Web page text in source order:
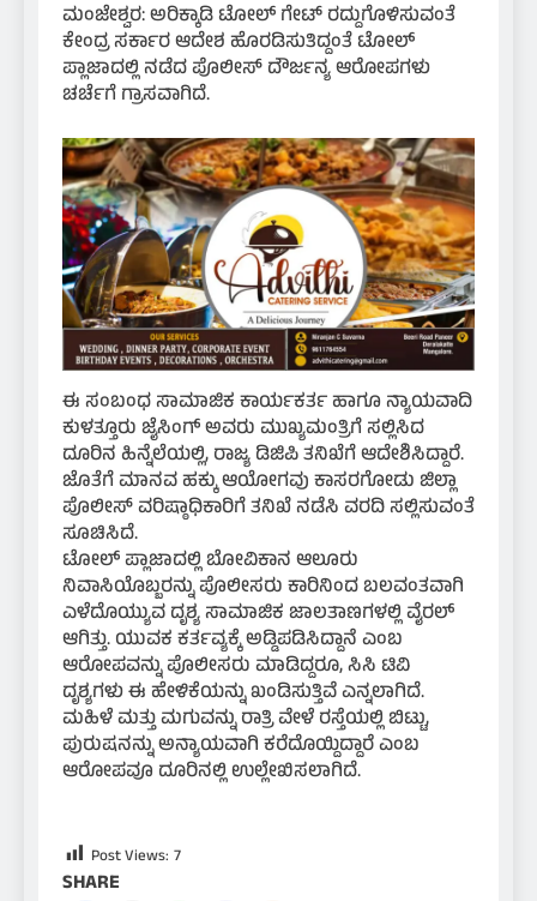
ಮಂಜೇಶ್ವರ: ಅರಿಕ್ಕಾಡಿ ಟೋಲ್ ಗೇಟ್ ರದ್ದುಗೊಳಿಸುವಂತೆ
ಕೇಂದ್ರ ಸರ್ಕಾರ ಆದೇಶ ಹೊರಡಿಸುತಿದ್ದಂತೆ ಟೋಲ್
ಪ್ಲಾಜಾದಲ್ಲಿ ನಡೆದ ಪೊಲೀಸ್ ದೌರ್ಜನ್ಯ ಆರೋಪಗಳು
ಚರ್ಚೆಗೆ ಗ್ರಾಸವಾಗಿದೆ.
ಈ ಸಂಬಂಧ ಸಾಮಾಜಿಕ ಕಾರ್ಯಕರ್ತ ಹಾಗೂ ನ್ಯಾಯವಾದಿ
ಕುಳತ್ತೂರು ಜೈಸಿಂಗ್ ಅವರು ಮುಖ್ಯಮಂತ್ರಿಗೆ ಸಲ್ಲಿಸಿದ
ದೂರಿನ ಹಿನ್ನೆಲೆಯಲ್ಲಿ, ರಾಜ್ಯ ಡಿಜಿಪಿ ತನಿಖೆಗೆ ಆದೇಶಿಸಿದ್ದಾರೆ.
ಜೊತೆಗೆ ಮಾನವ ಹಕ್ಕು ಆಯೋಗವು ಕಾಸರಗೋಡು ಜಿಲ್ಲಾ
ಪೊಲೀಸ್ ವರಿಷ್ಠಾಧಿಕಾರಿಗೆ ತನಿಖೆ ನಡೆಸಿ ವರದಿ ಸಲ್ಲಿಸುವಂತೆ
ಸೂಚಿಸಿದೆ.
ಟೋಲ್ ಪ್ಲಾಜಾದಲ್ಲಿ ಬೋವಿಕಾನ ಆಲೂರು
ನಿವಾಸಿಯೊಬ್ಬರನ್ನು ಪೊಲೀಸರು ಕಾರಿನಿಂದ ಬಲವಂತವಾಗಿ
ಎಳೆದೊಯ್ಯುವ ದೃಶ್ಯ ಸಾಮಾಜಿಕ ಜಾಲತಾಣಗಳಲ್ಲಿ ವೈರಲ್
ಆಗಿತ್ತು. ಯುವಕ ಕರ್ತವ್ಯಕ್ಕೆ ಅಡ್ಡಿಪಡಿಸಿದ್ದಾನೆ ಎಂಬ
ಆರೋಪವನ್ನು ಪೊಲೀಸರು ಮಾಡಿದ್ದರೂ, ಸಿಸಿ ಟಿವಿ
ದೃಶ್ಯಗಳು ಈ ಹೇಳಿಕೆಯನ್ನು ಖಂಡಿಸುತ್ತಿವೆ ಎನ್ನಲಾಗಿದೆ.
ಮಹಿಳೆ ಮತ್ತು ಮಗುವನ್ನು ರಾತ್ರಿ ವೇಳೆ ರಸ್ತೆಯಲ್ಲಿ ಬಿಟ್ಟು,
ಪುರುಷನನ್ನು ಅನ್ಯಾಯವಾಗಿ ಕರೆದೊಯ್ದಿದ್ದಾರೆ ಎಂಬ
ಆರೋಪವೂ ದೂರಿನಲ್ಲಿ ಉಲ್ಲೇಖಿಸಲಾಗಿದೆ.
Post Views: 7
SHARE